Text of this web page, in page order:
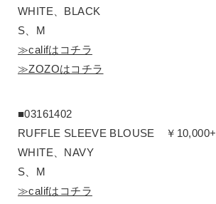
WHITE、BLACK
S、M
≫califはコチラ
≫ZOZOはコチラ
■03161402
RUFFLE SLEEVE BLOUSE ￥
WHITE、NAVY
S、M
≫califはコチラ